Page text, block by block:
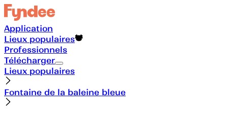
Application
Lieux populaires
Professionnels
Télécharger
Lieux populaires
Fontaine de la baleine bleue